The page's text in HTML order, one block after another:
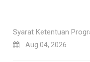
Syarat Ketentuan
Aug 04, 2026